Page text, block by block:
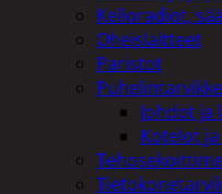
Kelloradiot,
Oheislaitteet
Paristot
Johdot ja
Kotelot